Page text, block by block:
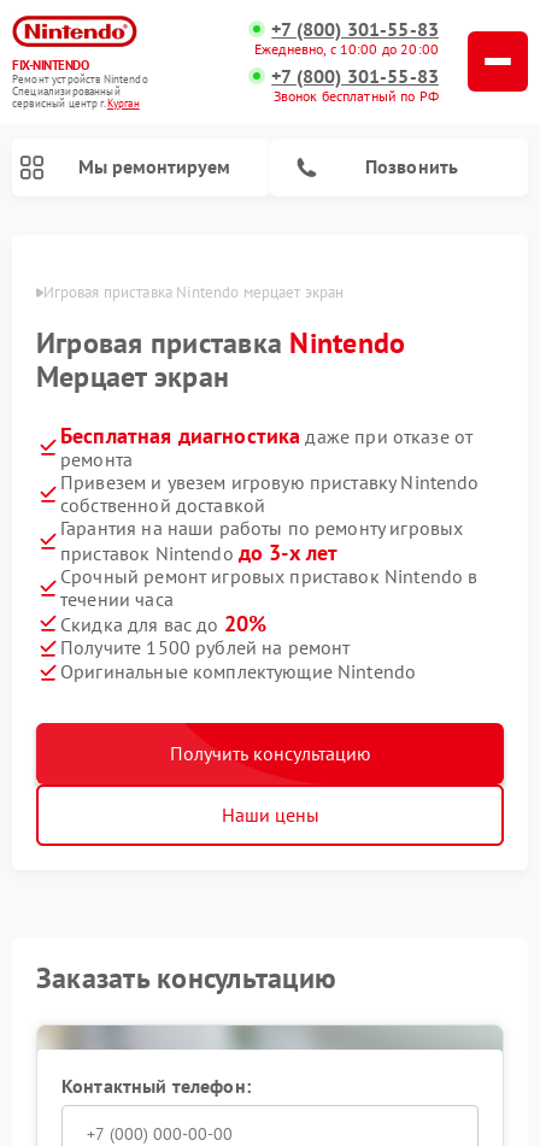
FIX-NINTENDO
Ремонт устройств Nintendo
Специализированный
cервисный центр г.Курган
+7 (800) 301-55-83
Ежедневно, с 10:00 до 20:00
+7 (800) 301-55-83
Звонок бесплатный по РФ
Мы ремонтируем Позвонить
Игровая приставка Nintendo мерцает экран
Игровая приставка Nintendo
Мерцает экран
Бесплатная диагностика даже при отказе от
ремонта
Привезем и увезем игровую приставку Nintendo
собственной доставкой
Гарантия на наши работы по ремонту игровых
приставок Nintendo до 3-х лет
Срочный ремонт игровых приставок Nintendo в
течении часа
Скидка для вас до 20%
Получите 1500 рублей на ремонт
Оригинальные комплектующие Nintendo
Получить консультацию
Наши цены
Заказать консультацию
Контактный телефон: